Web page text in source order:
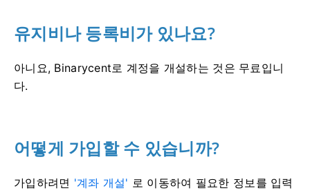
유지비나 등록비가 있나요?
아니요, Binarycent로 계정을 개설하는 것은 무료입니
다.
어떻게 가입할 수 있습니까?
가입하려면 '계좌 개설' 로 이동하여 필요한 정보를 입력